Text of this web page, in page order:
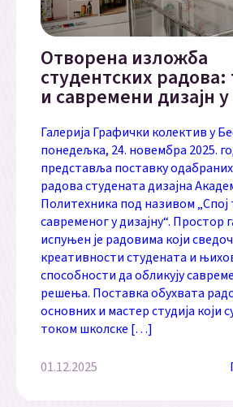
Отворена изложба
студентских радова:
и савремени дизајн
Галерија Графички колектив у
понедељка, 24. новембра 2025.
представља поставку одабраних
радова студената дизајна
Политехника под називом „Спој
савременог у дизајну“. Простор
испуњен је радовима који
креативности студената и
способности да обликују
решења. Поставка обухвата
основних и мастер студија који
током школске […]
01.12.2025